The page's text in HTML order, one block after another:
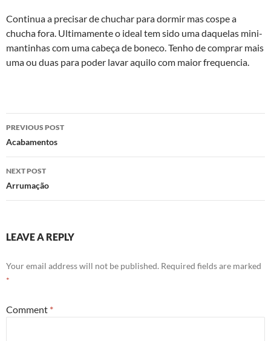
Continua a precisar de chuchar para dormir mas cospe a
chucha fora. Ultimamente o ideal tem sido uma daquelas mini-
mantinhas com uma cabeça de boneco. Tenho de comprar mais
uma ou duas para poder lavar aquilo com maior frequencia.
Post
navigation
PREVIOUS POST
Acabamentos
NEXT POST
Arrumação
LEAVE A REPLY
Your email address will not be published. Required fields are marked
*
Comment *